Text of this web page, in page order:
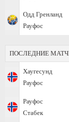
Одд Гренланд
Рауфос
ПОСЛЕДНИЕ
Хаугесунд
Рауфос
Рауфос
Стабек